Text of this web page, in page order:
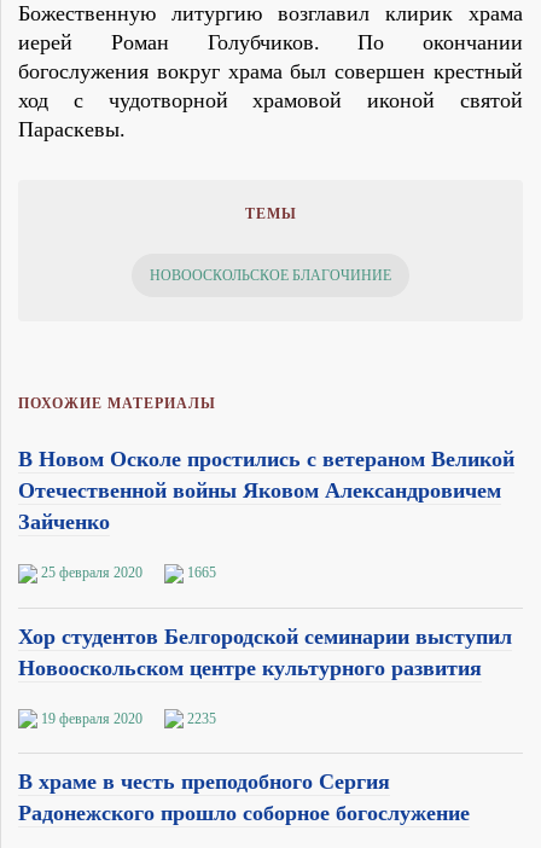
Божественную литургию возглавил клирик храма
иерей Роман Голубчиков. По окончании
богослужения вокруг храма был совершен крестный
ход с чудотворной храмовой иконой святой
Параскевы.
ТЕМЫ
НОВООСКОЛЬСКОЕ БЛАГОЧИНИЕ
ПОХОЖИЕ МАТЕРИАЛЫ
В Новом Осколе простились с ветераном Великой
Отечественной войны Яковом Александровичем
Зайченко
25 февраля 2020 1665
Хор студентов Белгородской семинарии выступил
Новооскольском центре культурного развития
19 февраля 2020 2235
В храме в честь преподобного Сергия
Радонежского прошло соборное богослужение